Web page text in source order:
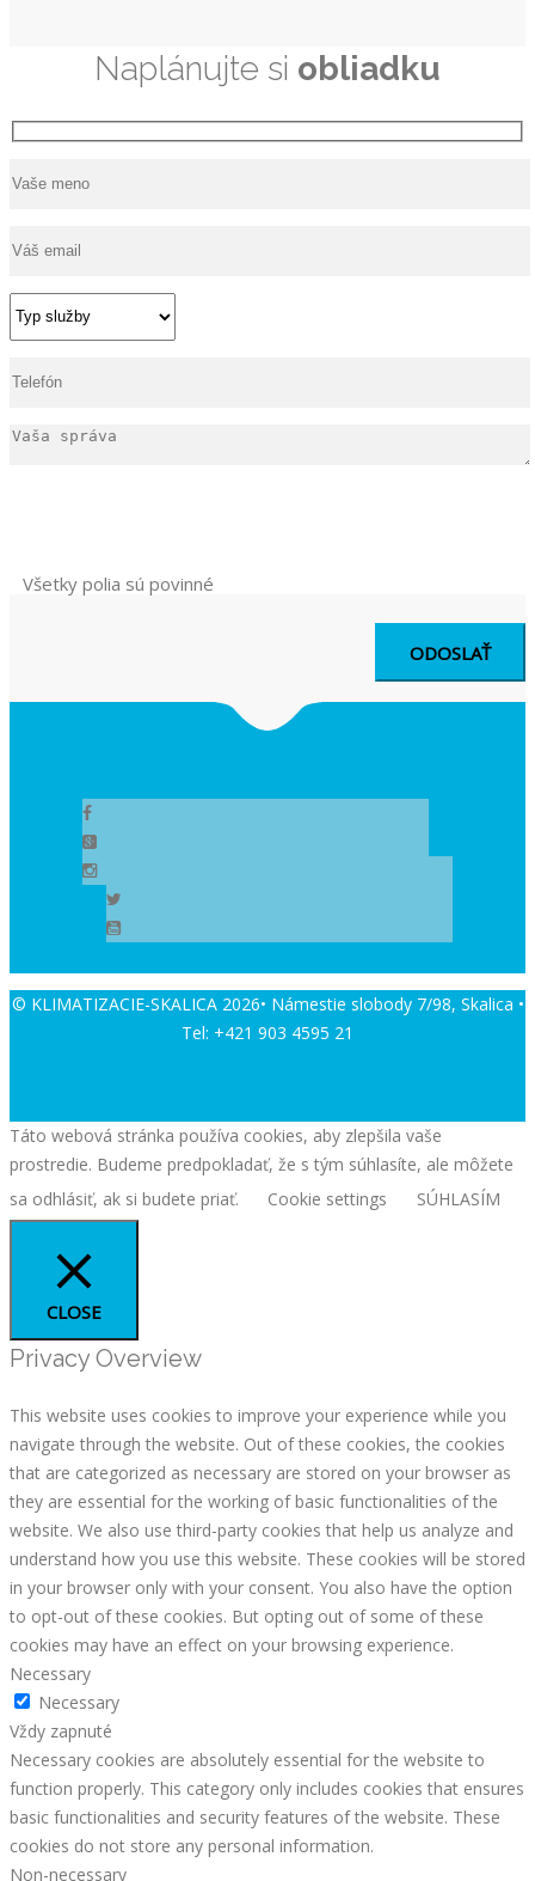
Naplánujte si obliadku
Všetky polia sú povinné
© KLIMATIZACIE-SKALICA 2026• Námestie slobody 7/98, Skalica •
Tel: +421 903 4595 21
Táto webová stránka používa cookies, aby zlepšila vaše
prostredie. Budeme predpokladať, že s tým súhlasíte, ale môžete
sa odhlásiť, ak si budete priať.
Cookie settings SÚHLASÍM
CLOSE
Privacy Overview
This website uses cookies to improve your experience while you
navigate through the website. Out of these cookies, the cookies
that are categorized as necessary are stored on your browser as
they are essential for the working of basic functionalities of the
website. We also use third-party cookies that help us analyze and
understand how you use this website. These cookies will be stored
in your browser only with your consent. You also have the option
to opt-out of these cookies. But opting out of some of these
cookies may have an effect on your browsing experience.
Necessary
Necessary
Vždy zapnuté
Necessary cookies are absolutely essential for the website to
function properly. This category only includes cookies that ensures
basic functionalities and security features of the website. These
cookies do not store any personal information.
Non-necessary